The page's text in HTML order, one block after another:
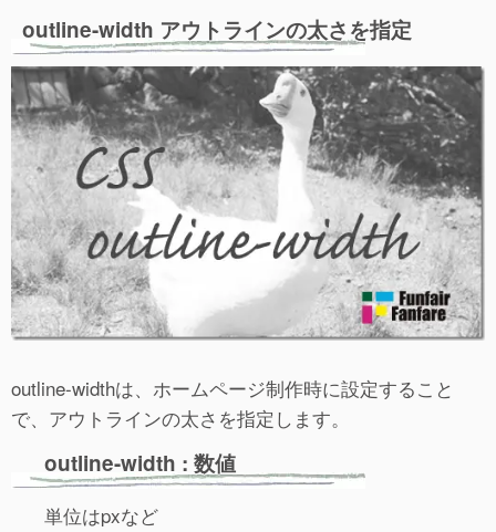
outline-width アウトラインの太さを指定
outline-widthは、ホームページ制作時に設定すること
で、アウトラインの太さを指定します。
outline-width : 数値
単位はpxなど